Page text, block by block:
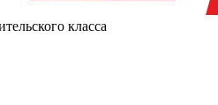
класса